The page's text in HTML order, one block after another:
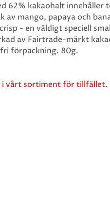
62% kakaohalt
av mango, papaya och
- en väldigt speciell
av Fairtrade-märkt
förpackning. 80g.
i vårt sortiment för tillfället.